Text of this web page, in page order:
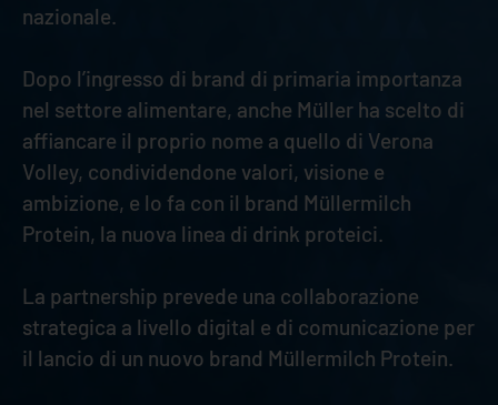
nazionale.
Dopo l’ingresso di brand di primaria importanza
nel settore alimentare, anche Müller ha scelto di
affiancare il proprio nome a quello di Verona
Volley, condividendone valori, visione e
ambizione, e lo fa con il brand Müllermilch
Protein, la nuova linea di drink proteici.
La partnership prevede una collaborazione
strategica a livello digital e di comunicazione per
il lancio di un nuovo brand Müllermilch Protein.